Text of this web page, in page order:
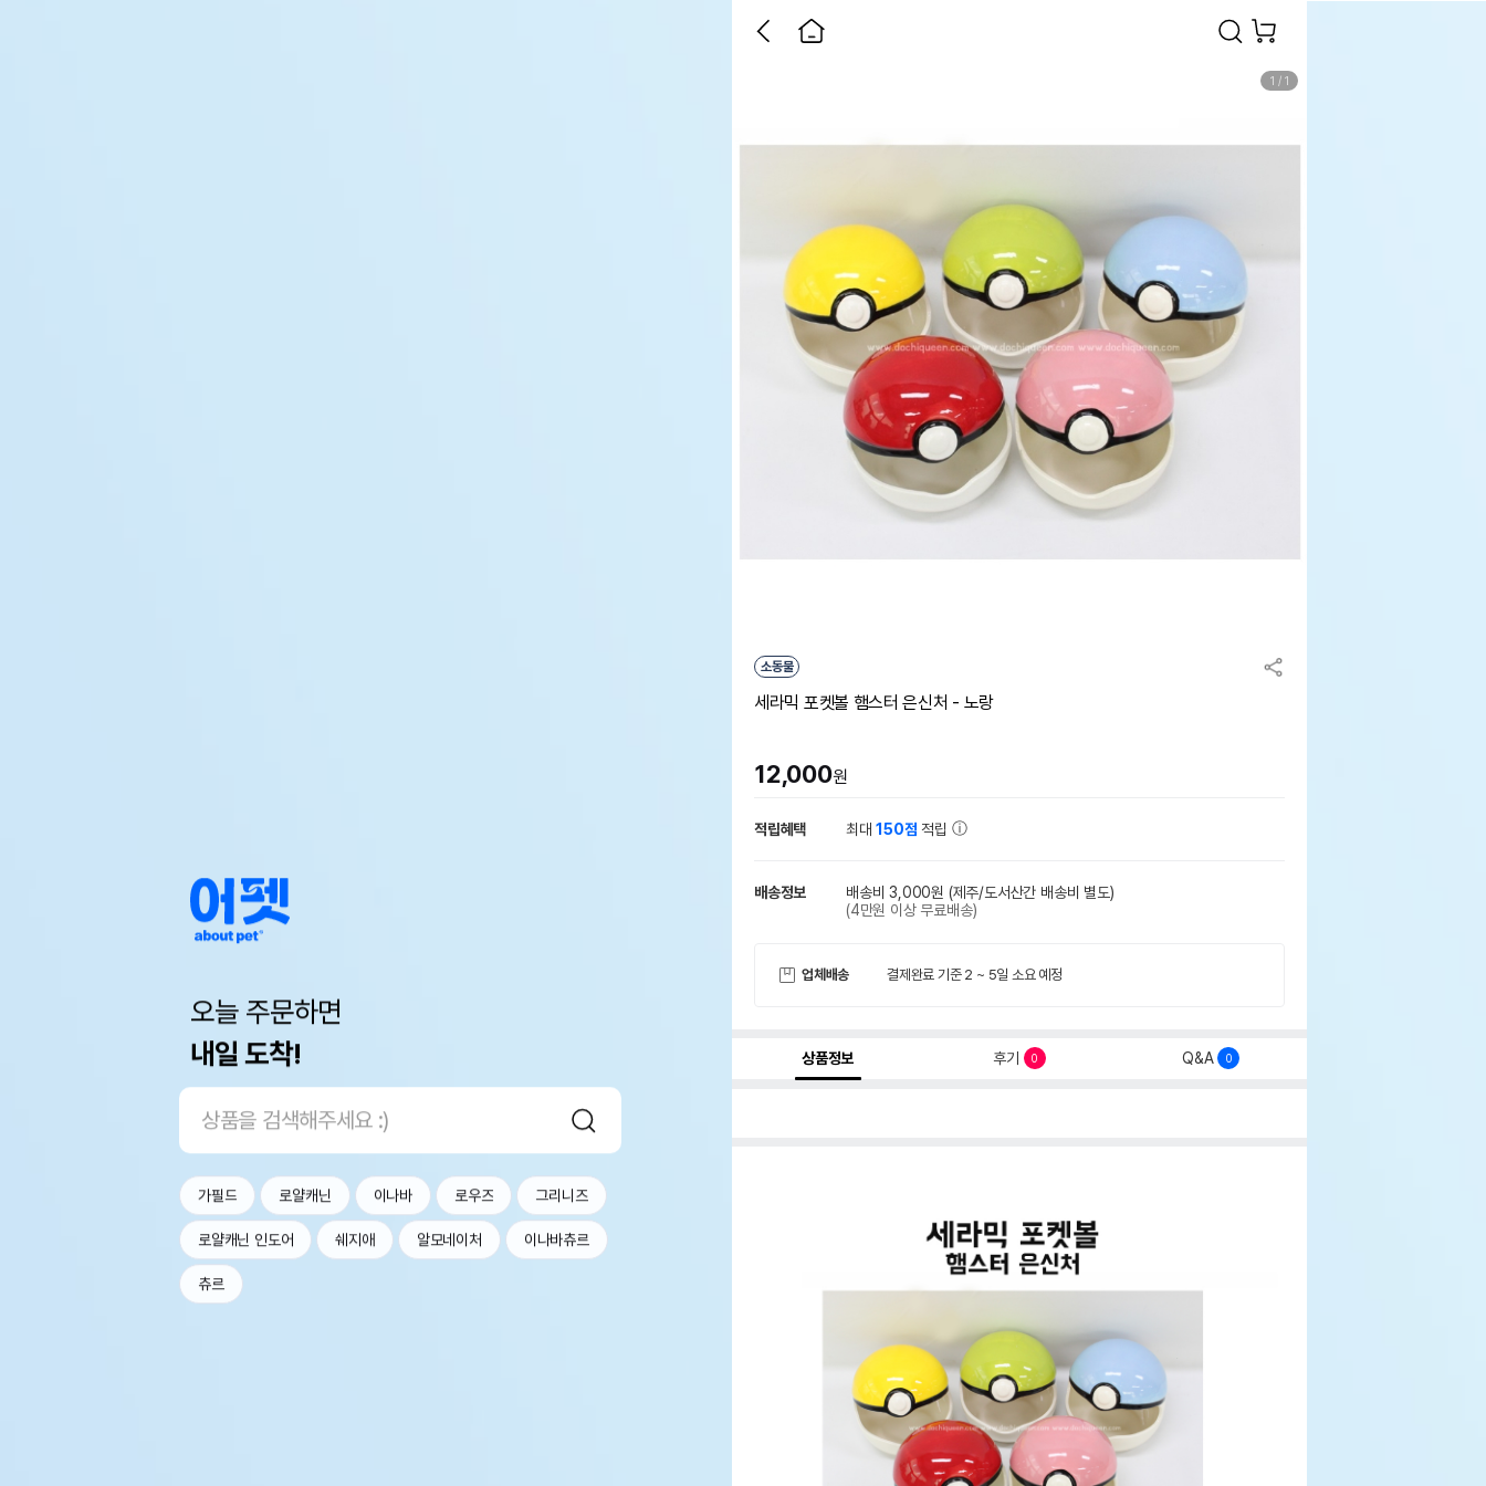
오늘 주문하면
내일 도착!
가필드 로얄캐닌 이나바 로우즈 그리니즈
로얄캐닌 인도어 쉐지애 알모네이처 이나바츄르
츄르
1 / 1
소동물
세라믹 포켓볼 햄스터 은신처 - 노랑
12,000원
적립혜택 최대150점 적립
배송정보 배송비 3,000원 (제주/도서산간 배송비 별도)
(4만원 이상 무료배송)
업체배송 결제완료 기준 2 ~ 5일 소요 예정
상품정보 후기 0 Q&A 0